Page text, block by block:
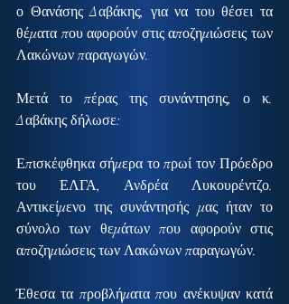
ο Θανάσης Δαβάκης, για να του θέσει τα
θέματα που αφορούν στις αποζημιώσεις των
Λακώνων παραγωγών.
Μετά το πέρας της συνάντησης, ο κ.
Δαβάκης δήλωσε:
Επισκέφθηκα σήμερα το πρωί τον Πρόεδρο
του ΕΛΓΑ, Ανδρέα Λυκουρέντζο.
Αντικείμενο της συνάντησής μας ήταν το
σύνολο των θεμάτων που αφορούν στις
αποζημιώσεις των Λακώνων παραγωγών.
Έθεσα τα προβλήματα που ανέκυψαν κατά